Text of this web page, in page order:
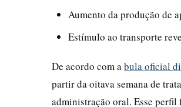
Aumento da produção de
Estímulo ao transporte
De acordo com a bula oficial
partir da oitava semana de
administração oral. Esse